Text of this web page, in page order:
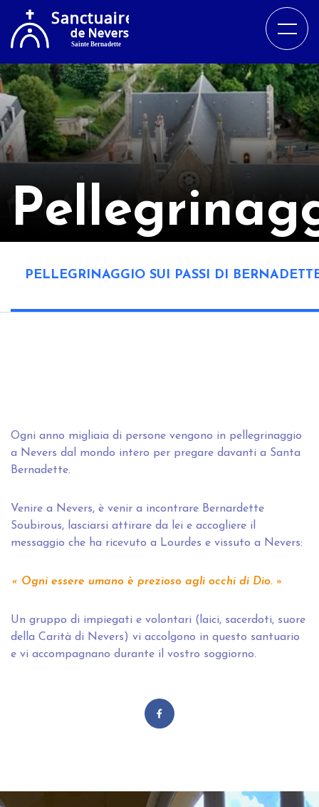
PELLEGRINAGGIO SUI PASSI DI
Ogni anno migliaia di persone vengono in pellegrinaggio
a Nevers dal mondo intero per pregare davanti a Santa
Bernadette.
Venire a Nevers, è venir a incontrare Bernardette
Soubirous, lasciarsi attirare da lei e accogliere il
messaggio che ha ricevuto a Lourdes e vissuto a Nevers:
Ogni essere umano è prezioso agli occhi di Dio.
Un gruppo di impiegati e volontari (laici, sacerdoti, suore
della Carità di Nevers) vi accolgono in questo santuario
e vi accompagnano durante il vostro soggiorno.